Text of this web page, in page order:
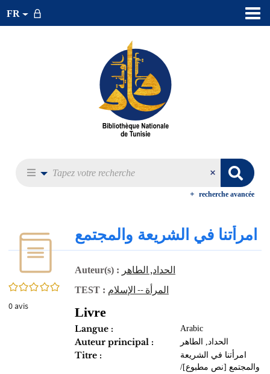
FR
recherche avancée
0/5
0avis
امرأتنا في الشريعة والمجتمع
Auteur(s) : الحداد, الطاهر‏
TEST : المرأة -- الإسلام
Livre
Langue : Arabic
Auteur principal : الحداد, الطاهر‏
Titre :
امرأتنا في الشريعة
والمجتمع [نص مطبوع]/